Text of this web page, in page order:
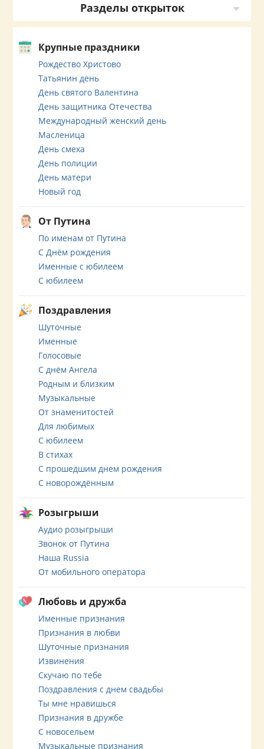
Разделы открыток
Крупные праздники
Рождество Христово
Татьянин день
День святого Валентина
День защитника Отечества
Международный женский день
Масленица
День смеха
День полиции
День матери
Новый год
От Путина
По именам от Путина
С Днём рождения
Именные с юбилеем
С юбилеем
Поздравления
Шуточные
Именные
Голосовые
С днём Ангела
Родным и близким
Музыкальные
От знаменитостей
Для любимых
С юбилеем
В стихах
С прошедшим днем рождения
С новорождённым
Розыгрыши
Аудио розыгрыши
Звонок от Путина
Наша Russia
От мобильного оператора
Любовь и дружба
Именные признания
Признания в любви
Шуточные признания
Извинения
Скучаю по тебе
Поздравления с днем свадьбы
Ты мне нравишься
Признания в дружбе
С новосельем
Музыкальные признания